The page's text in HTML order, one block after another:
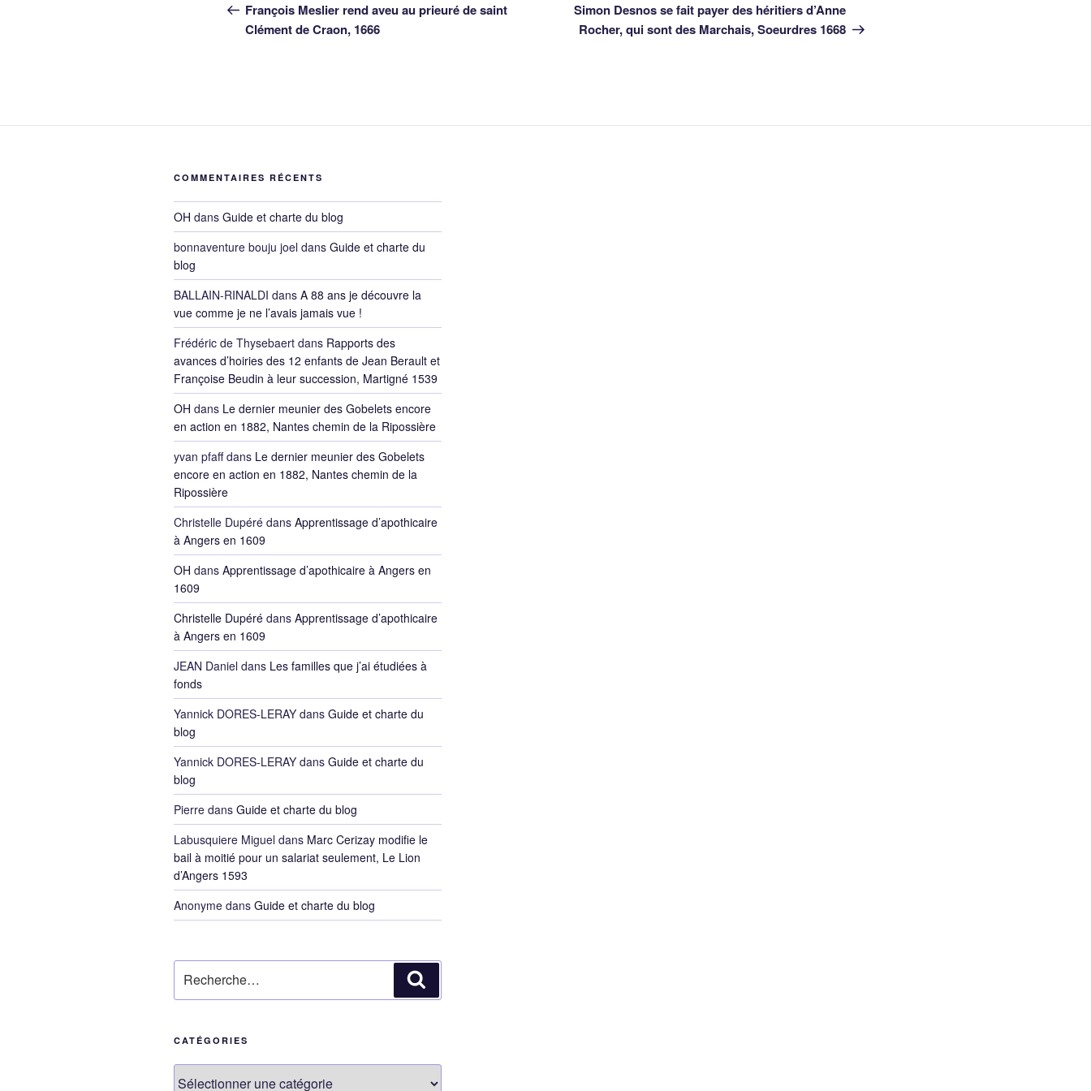
de
l’article
précédent
François Meslier rend aveu au prieuré de saint
Clément de Craon, 1666
suivant
Simon Desnos se fait payer des héritiers d’Anne
Rocher, qui sont des Marchais, Soeurdres 1668
COMMENTAIRES RÉCENTS
OH dans Guide et charte du blog
bonnaventure bouju joel dans Guide et charte du
blog
BALLAIN-RINALDI dans A 88 ans je découvre la
vue comme je ne l’avais jamais vue !
Frédéric de Thysebaert dans Rapports des
avances d’hoiries des 12 enfants de Jean Berault et
Françoise Beudin à leur succession, Martigné 1539
OH dans Le dernier meunier des Gobelets encore
en action en 1882, Nantes chemin de la Ripossière
yvan pfaffdans Le dernier meunier des Gobelets
encore en action en 1882, Nantes chemin de la
Ripossière
Christelle Dupéré dans Apprentissage d’apothicaire
à Angers en 1609
OH dans Apprentissage d’apothicaire à Angers en
1609
Christelle Dupéré dans Apprentissage d’apothicaire
à Angers en 1609
JEAN Daniel dans Les familles que j’ai étudiées à
fonds
Yannick DORES-LERAY dans Guide et charte du
blog
Yannick DORES-LERAY dans Guide et charte du
blog
Pierre dans Guide et charte du blog
Labusquiere Miguel dans Marc Cerizay modifie le
bail à moitié pour un salariat seulement, Le Lion
d’Angers 1593
Anonyme dans Guide et charte du blog
pour
:
CATÉGORIES